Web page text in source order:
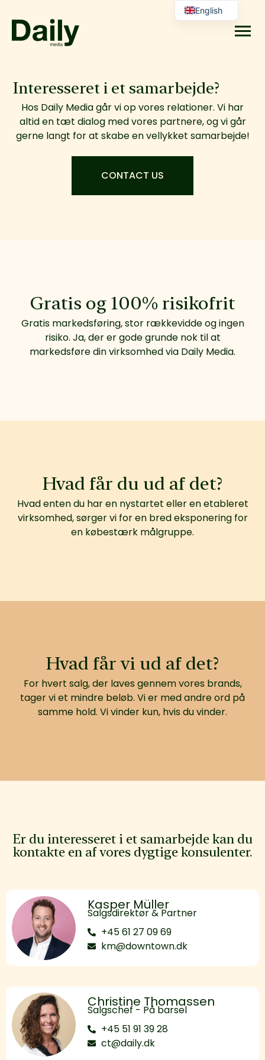
Interesseret i et samarbejde?
Hos Daily Media går vi op vores relationer. Vi har
altid en tæt dialog med vores partnere, og vi går
gerne langt for at skabe en vellykket samarbejde!
CONTACT US
Gratis og 100% risikofrit
Gratis markedsføring, stor rækkevidde og ingen
risiko. Ja, der er gode grunde nok til at
markedsføre din virksomhed via Daily Media.
Hvad får du ud af det?
Hvad enten du har en nystartet eller en etableret
virksomhed, sørger vi for en bred eksponering for
en købestærk målgruppe.
Hvad får vi ud af det?
For hvert salg, der laves gennem vores brands,
tager vi et mindre beløb. Vi er med andre ord på
samme hold. Vi vinder kun, hvis du vinder.
Er du interesseret i et samarbejde kan du
kontakte en af vores dygtige konsulenter.
Kasper Müller
Salgsdirektør & Partner
+45 61 27 09 69
km@downtown.dk
Christine Thomassen
Salgschef - På barsel
+45 51 91 39 28
ct@daily.dk
English